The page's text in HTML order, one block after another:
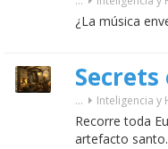
¿La música
... Inteligencia y
Recorre toda
artefacto santo.